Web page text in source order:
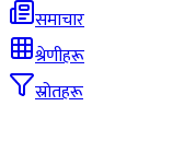
समाचार
श्रेणीहरू
स्रोतहरू